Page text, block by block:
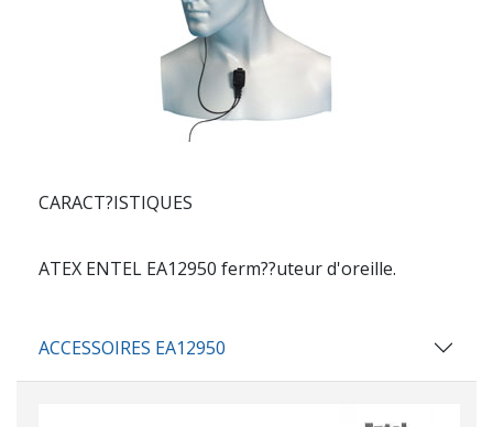
CARACT?ISTIQUES
ATEX ENTEL EA12950 ferm??uteur d'oreille.
ACCESSOIRES EA12950